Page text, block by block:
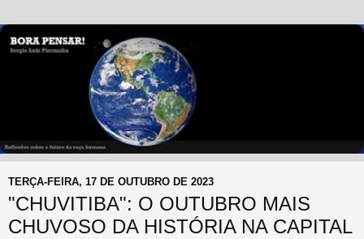
TERÇA-FEIRA, 17 DE OUTUBRO DE 2023
"CHUVITIBA": O OUTUBRO MAIS
CHUVOSO DA HISTÓRIA NA CAPITAL